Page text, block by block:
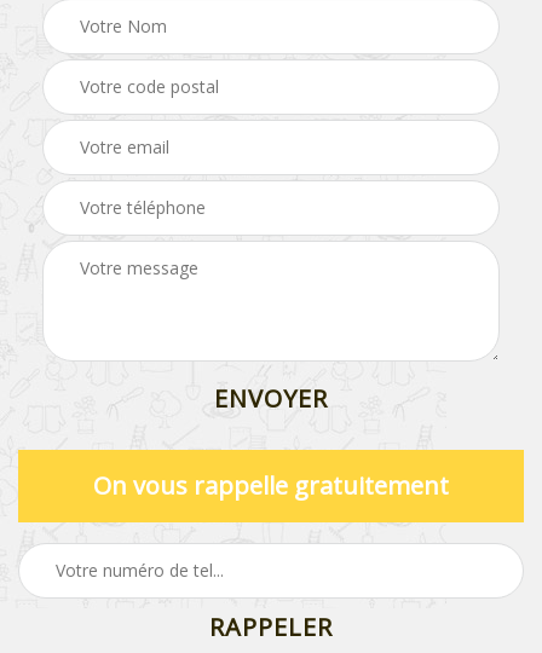
On vous rappelle gratuitement